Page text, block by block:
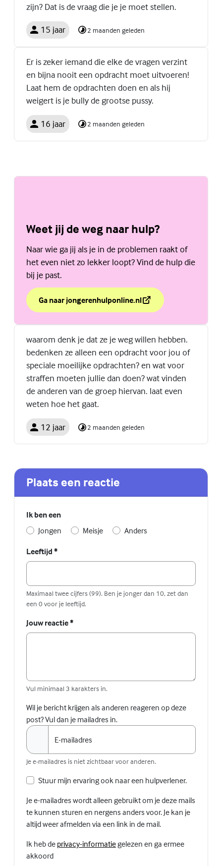
zijn? Dat is de vraag die je je moet stellen.
15 jaar 2 maanden geleden
Er is zeker iemand die elke de vragen verzint
en bijna nooit een opdracht moet uitvoeren!
Laat hem de opdrachten doen en als hij
weigert is je bully de grootse pussy.
16 jaar 2 maanden geleden
Weet jij de weg naar hulp?
Naar wie ga jij als je in de problemen raakt of
het even niet zo lekker loopt? Vind de hulp die
bij je past.
Ga naar jongerenhulponline.nl
over Weet jij de weg naar hulp?
(Externe link)
waarom denk je dat ze je weg willen hebben.
bedenken ze alleen een opdracht voor jou of
speciale moeilijke opdrachten? en wat voor
straffen moeten jullie dan doen? wat vinden
de anderen van de groep hiervan. laat even
weten hoe het gaat.
12 jaar 2 maanden geleden
Plaats een reactie
Ik ben een
Jongen
Meisje Anders
Leeftijd *
Maximaal twee cijfers (99). Ben je jonger dan 10, zet dan
een 0 voor je leeftijd.
Jouw reactie*
Vul minimaal 3 karakters in.
Wil je bericht krijgen als anderen reageren op deze
post? Vul dan je mailadres in.
E-mailadres
Je e-mailadres is niet zichtbaar voor anderen.
Stuur mijn ervaring ook naar een hulpverlener.
Je e-mailadres wordt alleen gebruikt om je deze mails
te kunnen sturen en nergens anders voor. Je kan je
altijd weer afmelden via een link in de mail.
Ik heb de privacy-informatie(Externe link)
gelezen en ga ermee
akkoord